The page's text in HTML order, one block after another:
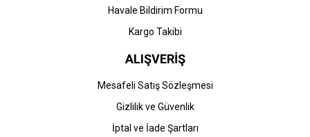
Havale Bildirim Formu
Kargo Takibi
ALIŞVERİŞ
Mesafeli Satış Sözleşmesi
Gizlilik ve Güvenlik
İptal ve İade Şartları